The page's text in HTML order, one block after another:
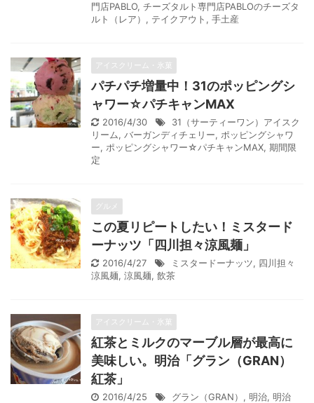
門店PABLO, チーズタルト専門店PABLOのチーズタ
ルト（レア） , テイクアウト , 手土産
アイスクリーム・氷菓
パチパチ増量中！31のポッピングシ
ャワー☆パチキャンMAX
2016/4/30
31（サーティーワン）アイスク
リーム, バーガンディチェリー, ポッピングシャワ
ー, ポッピングシャワー☆パチキャンMAX, 期間限
定
グルメ
この夏リピートしたい！ミスタード
ーナッツ「四川担々涼風麺」
2016/4/27 ミスタードーナッツ, 四川担々
涼風麺, 涼風麺, 飲茶
アイスクリーム・氷菓
紅茶とミルクのマーブル層が最高に
美味しい。明治「グラン（GRAN）
紅茶」
2016/4/25 グラン（GRAN） , 明治, 明治